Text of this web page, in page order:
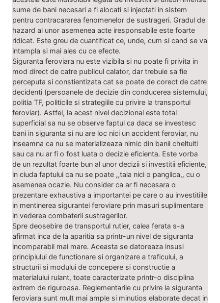
sume de bani necesari a fi alocati si injectati in sistem
pentru contracararea fenomenelor de sustrageri. Gradul de
hazard al unor asemenea acte iresponsabile este foarte
ridicat. Este greu de cuantificat ce, unde, cum si cand se va
intampla si mai ales cu ce efecte.
Siguranta feroviara nu este vizibila si nu poate fi privita in
mod direct de catre publicul calator, dar trebuie sa fie
perceputa si constientizata cat se poate de corect de catre
decidenti (persoanele de decizie din conducerea sistemului,
politia TF, politicile si strategiile cu privire la transportul
feroviar). Astfel, la acest nivel decizional este total
superficial sa nu se observe faptul ca daca se investesc
bani in siguranta si nu are loc nici un accident feroviar, nu
inseamna ca nu se materializeaza nimic din banii cheltuiti
sau ca nu ar fi o fost luata o decizie eficienta. Este vorba
de un rezultat foarte bun al unor decizii si investitii eficiente,
in ciuda faptului ca nu se poate ,,taia nici o panglica,, cu o
asemenea ocazie. Nu consider ca ar fi necesara o
prezentare exhaustiva a importantei pe care o au investitiile
in mentinerea sigurantei feroviare prin masuri suplimentare
in vederea combaterii sustragerilor.
Spre deosebire de transportul rutier, calea ferata s-a
afirmat inca de la aparitia sa printr-un nivel de siguranta
incomparabil mai mare. Aceasta se datoreaza insusi
principiului de functionare si organizare a traficului, a
structurii si modului de concepere si constructie a
materialului rulant, toate caracterizate printr-o disciplina
extrem de riguroasa. Reglementarile cu privire la siguranta
feroviara sunt mult mai ample si minutios elaborate decat in